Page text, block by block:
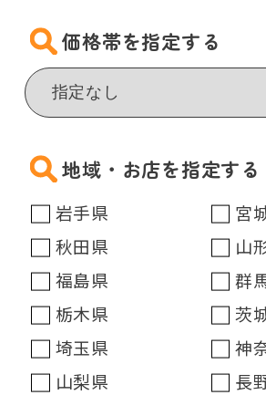
価格帯を指定する
地域・お店を指定する
岩手県
宮
秋田県
山
福島県
群
栃木県
茨
埼玉県
神
山梨県
長